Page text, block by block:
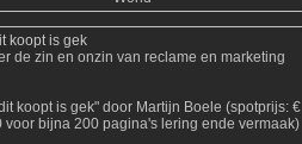
koopt is gek
de zin en onzin van reclame en marketing
koopt is gek" door Martijn Boele (spotprijs: €
voor bijna 200 pagina's lering ende vermaak)